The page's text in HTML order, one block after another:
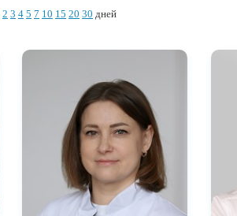
2 3 4 5 7 10 15 20 30 дней